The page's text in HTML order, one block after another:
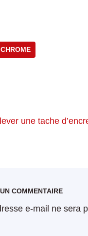
CHROME
une tache
COMMENTAIRE
e-mail ne sera